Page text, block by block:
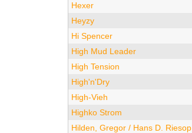
Hexer
Heyzy
Hi Spencer
High Mud Leader
High Tension
High'n'Dry
High-Vieh
Highko Strom
Hilden, Gregor / Hans D. Riesop